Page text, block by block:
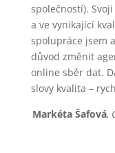
společností).
a ve vynikající
spolupráce jsem
důvod změnit
online sběr dat.
slovy kvalita –
Markéta Šafová,